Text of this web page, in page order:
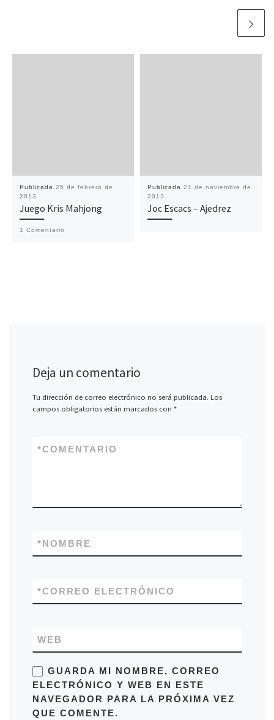
Publicada 25 de febrero de
2013
Juego Kris Mahjong
1 Comentario
Publicada 21 de noviembre de
2012
Joc Escacs – Ajedrez
Deja un comentario
Tu dirección de correo electrónico no será publicada. Los
campos obligatorios están marcados con *
COMENTARIO
*
NOMBRE
*
CORREO ELECTRÓNICO
*
WEB
GUARDA MI NOMBRE, CORREO
ELECTRÓNICO Y WEB EN ESTE
NAVEGADOR PARA LA PRÓXIMA VEZ
QUE COMENTE.